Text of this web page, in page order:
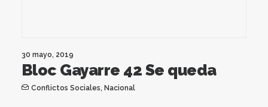
30 mayo, 2019
Bloc Gayarre 42 Se queda
Conflictos Sociales, Nacional